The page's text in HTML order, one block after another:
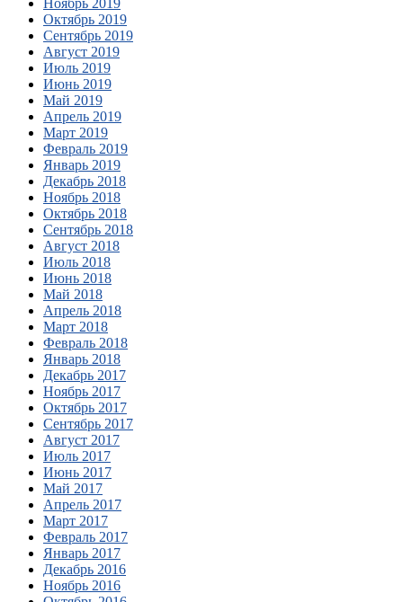
Ноябрь 2019
Октябрь 2019
Сентябрь 2019
Август 2019
Июль 2019
Июнь 2019
Май 2019
Апрель 2019
Март 2019
Февраль 2019
Январь 2019
Декабрь 2018
Ноябрь 2018
Октябрь 2018
Сентябрь 2018
Август 2018
Июль 2018
Июнь 2018
Май 2018
Апрель 2018
Март 2018
Февраль 2018
Январь 2018
Декабрь 2017
Ноябрь 2017
Октябрь 2017
Сентябрь 2017
Август 2017
Июль 2017
Июнь 2017
Май 2017
Апрель 2017
Март 2017
Февраль 2017
Январь 2017
Декабрь 2016
Ноябрь 2016